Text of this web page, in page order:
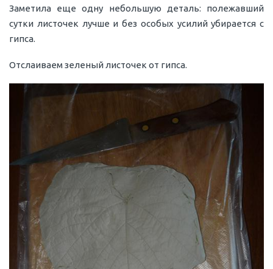
Заметила еще одну небольшую деталь: полежавший
сутки листочек лучше и без особых усилий убирается с
гипса.
Отслаиваем зеленый листочек от гипса.